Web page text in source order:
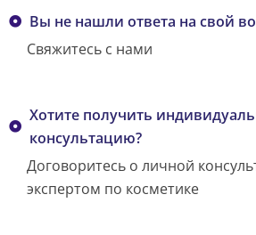
Вы не нашли ответа на свой
Свяжитесь с нами
Хотите получить
консультацию?
Договоритесь о личной
экспертом по косметике